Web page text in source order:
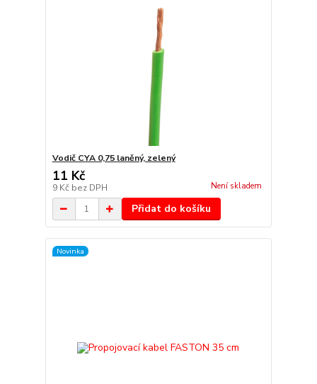
Vodič CYA 0,75 laněný, zelený
11 Kč
9 Kč bez DPH Není skladem
Přidat do košíku
Novinka